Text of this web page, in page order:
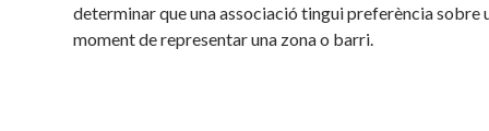
determinar que una associació tingui preferència sobre
moment de representar una zona o barri.